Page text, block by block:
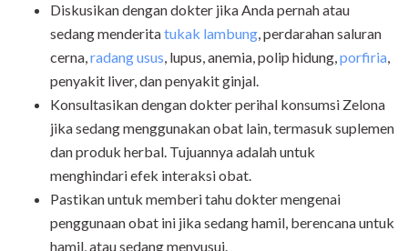
Diskusikan dengan dokter jika Anda pernah atau
sedang menderitatukak lambung, perdarahan saluran
cerna,radang usus, lupus, anemia, polip hidung,porfiria,
penyakit liver, dan penyakit ginjal.
Konsultasikan dengan dokter perihal konsumsi Zelona
jika sedang menggunakan obat lain, termasuk suplemen
dan produk herbal. Tujuannya adalah untuk
menghindari efek interaksi obat.
Pastikan untuk memberi tahu dokter mengenai
penggunaan obat ini jika sedang hamil, berencana untuk
hamil, atau sedang menyusui.